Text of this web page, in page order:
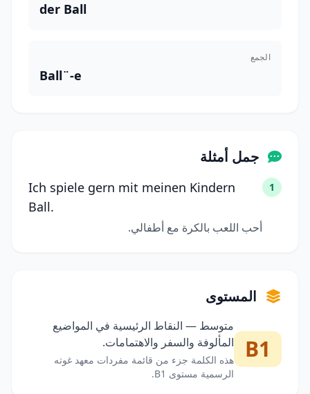
der Ball
الجمع
Ball¨-e
جمل أمثلة
1
Ich spiele gern mit meinen Kindern
Ball.
أحب اللعب بالكرة مع أطفالي.
المستوى
B1
متوسط — النقاط الرئيسية في المواضيع
المألوفة والسفر والاهتمامات.
هذه الكلمة جزء من قائمة مفردات معهد غوته
الرسمية مستوى B1.